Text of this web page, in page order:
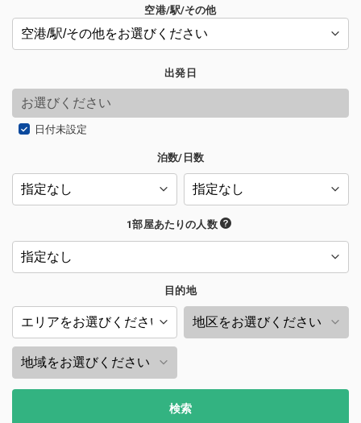
空港/駅/その他
出発日
日付未設定
泊数/日数
1部屋あたりの人数
目的地
検索